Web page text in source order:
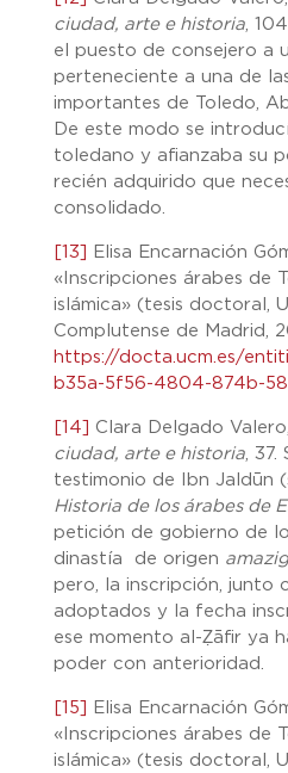
ciudad, arte e historia,
el puesto de consejero a
perteneciente a una de
importantes de Toledo,
De este modo se
toledano y afianzaba su
recién adquirido que
consolidado.
[13]
Elisa Encarnación
«Inscripciones árabes de
islámica» (tesis doctoral,
Complutense de Madrid,
https://docta.ucm.es/
b35a-5f56-4804-874b-
[14] Clara Delgado Valero,
ciudad, arte e historia, 37.
testimonio de Ibn Jaldūn
Historia de los árabes de
petición de gobierno de
dinastía de origen
pero, la inscripción, junto
adoptados y la fecha
ese momento al-Ẓāfir ya
poder con anterioridad.
[15]
Elisa Encarnación
«Inscripciones árabes de
islámica» (tesis doctoral,